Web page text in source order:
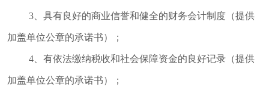
3、具有良好的商业信誉和健全的财务会计制度（提供
加盖单位公章的承诺书）；
4、有依法缴纳税收和社会保障资金的良好记录（提供
加盖单位公章的承诺书）；